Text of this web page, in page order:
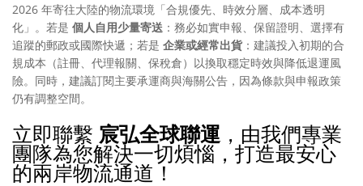
2026 年寄往大陸的物流環境「合規優先、時效分層、成本透明
化」。若是 個人自用少量寄送 ：務必如實申報、保留證明、選擇有
追蹤的郵政或國際快遞；若是 企業或經常出貨 ：建議投入初期的合
規成本（註冊、代理報關、保稅倉）以換取穩定時效與降低退運風
險。同時，建議訂閱主要承運商與海關公告，因為條款與申報政策
仍有調整空間。
立即聯繫 宸弘全球聯運，由我們專業
團隊為您解決一切煩惱，打造最安心
的兩岸物流通道！